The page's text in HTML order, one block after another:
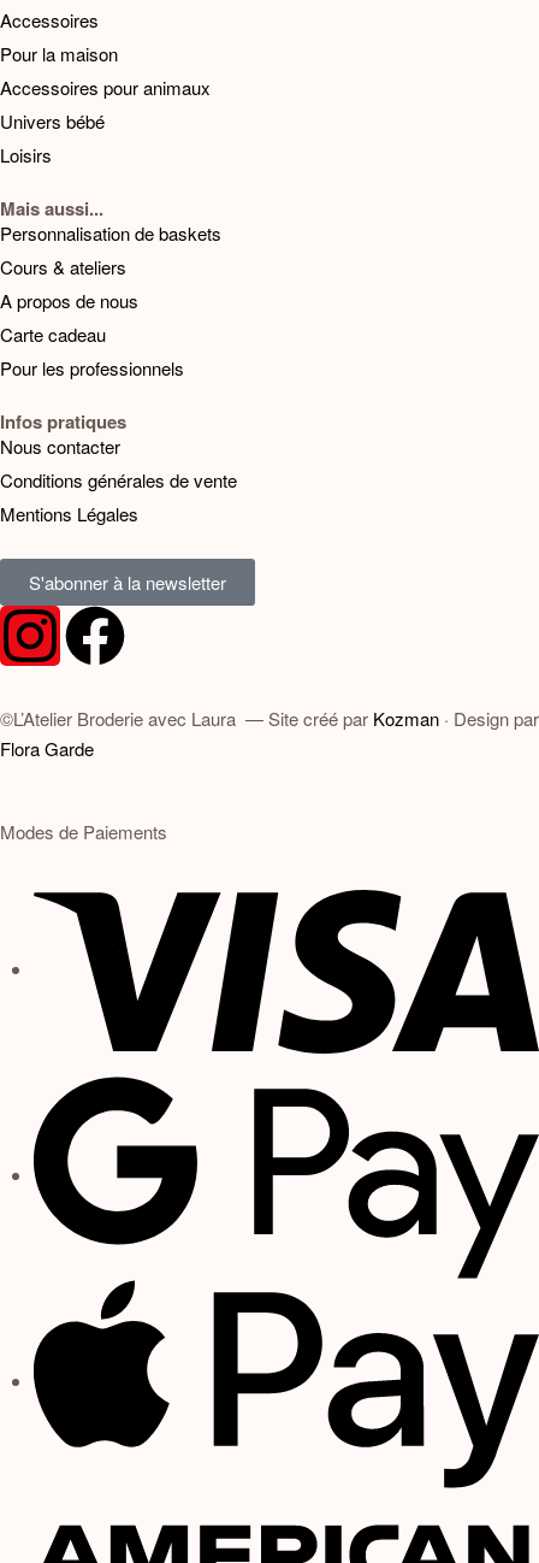
Accessoires
Pour la maison
Accessoires pour animaux
Univers bébé
Loisirs
Mais aussi...
Personnalisation de baskets
Cours & ateliers
A propos de nous
Carte cadeau
Pour les professionnels
Infos pratiques
Nous contacter
Conditions générales de vente
Mentions Légales
S'abonner à la newsletter
©L’Atelier Broderie avec Laura — Site créé par Kozman · Design par
Flora Garde
Modes de Paiements